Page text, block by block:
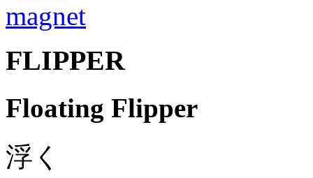
FLIPPER
Floating Flipper
浮く